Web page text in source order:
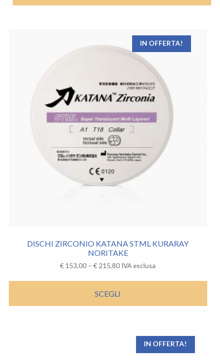
IN OFFERTA!
DISCHI ZIRCONIO KATANA STML KURARAY
NORITAKE
€ 153,00 –€ 215,80 IVA esclusa
SCEGLI
IN OFFERTA!